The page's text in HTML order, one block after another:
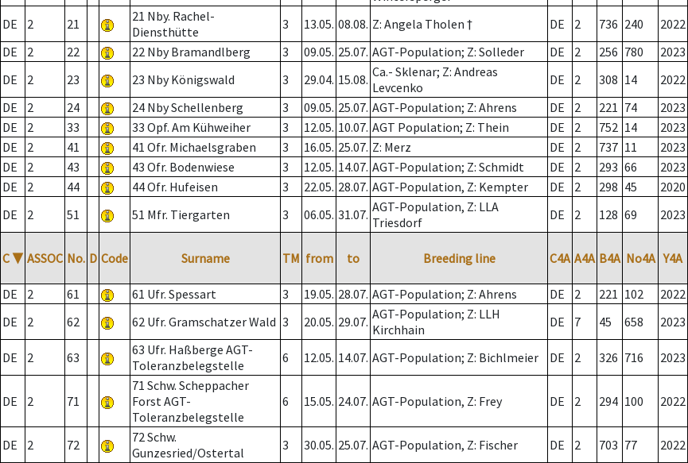
DE 2 21
21 Nby. Rachel-
Diensthütte
3 13.05. 08.08. Z: Angela Tholen † DE 2 736 240 2022
DE
2 22 22 Nby Bramandlberg 3 09.05. 25.07. AGT-Population; Z: Solleder DE 2 256 780 2023
DE
2 23 23 Nby Königswald 3 29.04. 15.08. Ca.- Sklenar; Z: Andreas
Levcenko
DE 2 308 14 2022
DE
2 24 24 Nby Schellenberg 3 09.05. 25.07. AGT-Population; Z: Ahrens DE 2 221 74 2023
DE
2 33 33 Opf. Am Kühweiher 3 12.05. 10.07. AGT Population; Z: Thein DE 2 752 14 2023
DE
2 41 41 Ofr. Michaelsgraben 3 16.05. 25.07. Z: Merz DE 2 737 11 2023
DE
2 43 43 Ofr. Bodenwiese 3 12.05. 14.07. AGT-Population; Z: Schmidt DE 2 293 66 2023
DE
2 44 44 Ofr. Hufeisen 3 22.05. 28.07. AGT-Population, Z: Kempter DE 2 298 45 2020
DE
2 51 51 Mfr. Tiergarten 3 06.05. 31.07. AGT-Population, Z: LLA
Triesdorf
DE 2 128 69 2023
C ▼ ASSOC No. D Code Surname TM from to Breeding line C4A A4A B4A No4A Y4A
DE
2 61 61 Ufr. Spessart 3 19.05. 28.07. AGT-Population; Z: Ahrens DE 2 221 102 2022
DE
2 62 62 Ufr. Gramschatzer Wald 3 20.05. 29.07. AGT-Population; Z: LLH
Kirchhain
DE 7 45 658 2023
DE 2 63
63 Ufr. Haßberge AGT-
Toleranzbelegstelle
6 12.05. 14.07. AGT-Population; Z: Bichlmeier DE 2 326 716 2023
DE 2 71
71 Schw. Scheppacher
Forst AGT-
Toleranzbelegstelle
6 15.05. 24.07. AGT-Population, Z: Frey DE 2 294 100 2022
DE 2 72
72 Schw.
Gunzesried/Ostertal
3 30.05. 25.07. AGT-Population, Z: Fischer DE 2 703 77 2022